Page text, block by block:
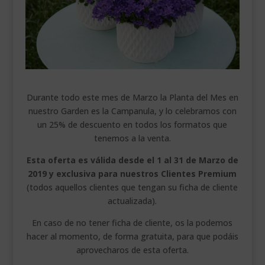
___________________________
VEURE EN CATALÀ
Durante todo este mes de Marzo la Planta del Mes en
nuestro Garden es la Campanula, y lo celebramos con
un 25% de descuento en todos los formatos que
tenemos a la venta.
Esta oferta es válida desde el 1 al 31 de Marzo de
2019 y exclusiva para nuestros Clientes Premium
(todos aquellos clientes que tengan su ficha de cliente
actualizada).
En caso de no tener ficha de cliente, os la podemos
hacer al momento, de forma gratuita, para que podáis
aprovecharos de esta oferta.